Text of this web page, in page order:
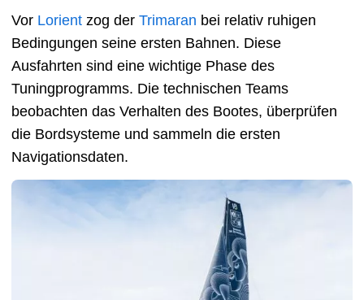
Vor Lorient zog der Trimaran bei relativ ruhigen
Bedingungen seine ersten Bahnen. Diese
Ausfahrten sind eine wichtige Phase des
Tuningprogramms. Die technischen Teams
beobachten das Verhalten des Bootes, überprüfen
die Bordsysteme und sammeln die ersten
Navigationsdaten.